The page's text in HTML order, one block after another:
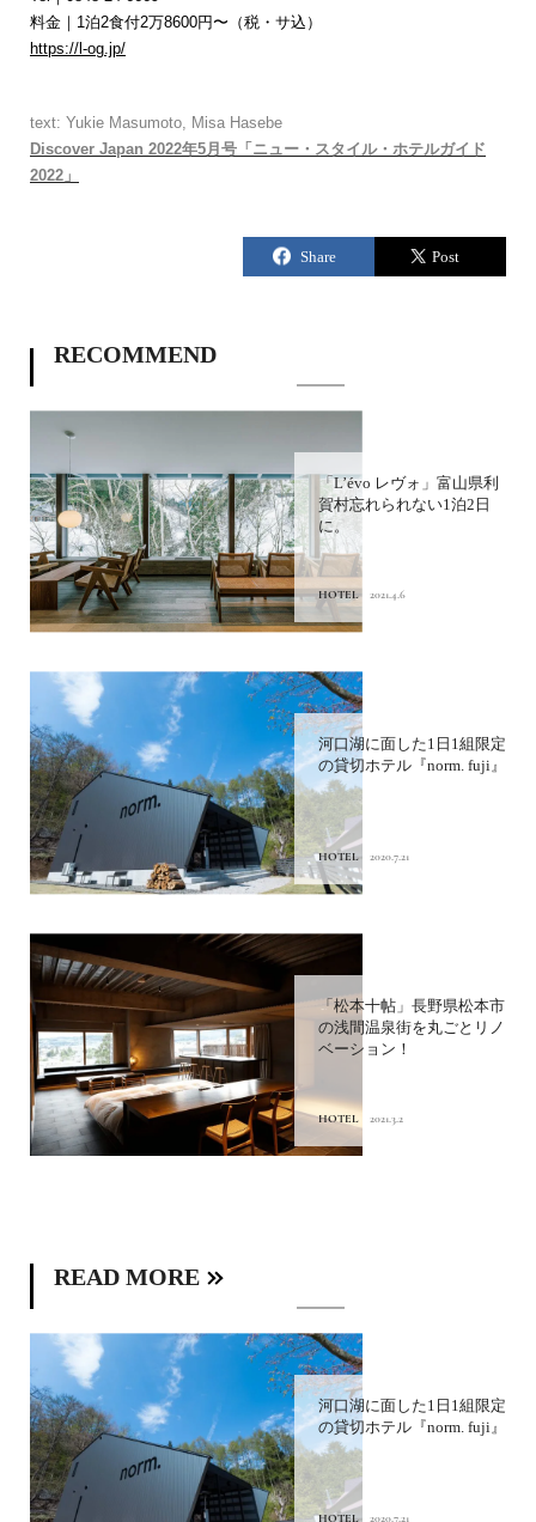
料金｜1泊2食付2万8600円〜（税・サ込）
https://l-og.jp/
text: Yukie Masumoto, Misa Hasebe
Discover Japan 2022年5月号「ニュー・スタイル・ホテルガイド
2022」
RECOMMEND
谷口英司シェフ率いるL'évo
＜レヴォ＞が富山県利賀村
にオーベルジュとして移転
オ...
FOOD 2021.1.17
「エースホテル京都」ポー
トランドで火がついたライ
フスタイルホテルの真打ち
が日本に...
HOTEL 2020.11.9
隈研吾デザインのカフェ
「コエダハウス」で熱海の
眺望を独り占め！
FOOD 2021.4.10
READ MORE
「エースホテル京都」ポー
トランドで火がついたライ
フスタイルホテルの真打ち
が日本に...
HOTEL 2020.11.9